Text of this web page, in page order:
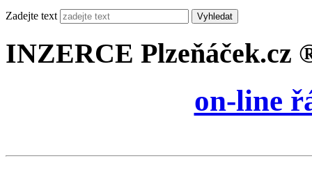
Zadejte text Vyhledat
INZERCE Plzeňáček.cz
on-line